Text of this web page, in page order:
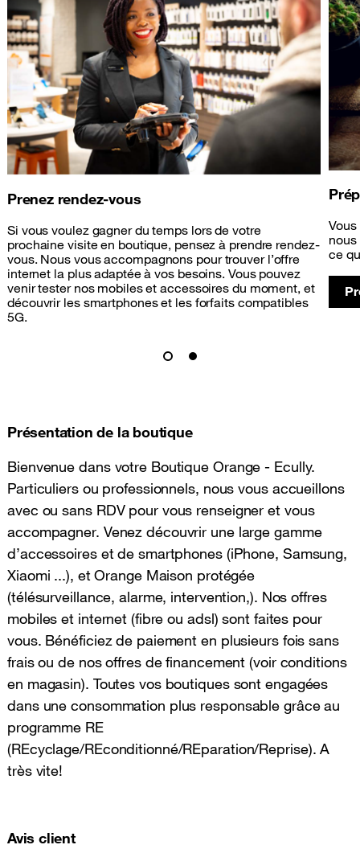
Prenez rendez-vous
Si vous voulez gagner du temps lors de votre
prochaine visite en boutique, pensez à prendre rendez-
vous. Nous vous accompagnons pour trouver l’offre
internet la plus adaptée à vos besoins. Vous pouvez
venir tester nos mobiles et accessoires du moment, et
découvrir les smartphones et les forfaits compatibles
5G.
ce
Présentation de la boutique
Bienvenue dans votre Boutique Orange - Ecully.
Particuliers ou professionnels, nous vous accueillons
avec ou sans RDV pour vous renseigner et vous
accompagner. Venez découvrir une large gamme
d’accessoires et de smartphones (iPhone, Samsung,
Xiaomi ...), et Orange Maison protégée
(télésurveillance, alarme, intervention,). Nos offres
mobiles et internet (fibre ou adsl) sont faites pour
vous. Bénéficiez de paiement en plusieurs fois sans
frais ou de nos offres de financement (voir conditions
en magasin). Toutes vos boutiques sont engagées
dans une consommation plus responsable grâce au
programme RE
(REcyclage/REconditionné/REparation/Reprise). A
très vite!
Avis client